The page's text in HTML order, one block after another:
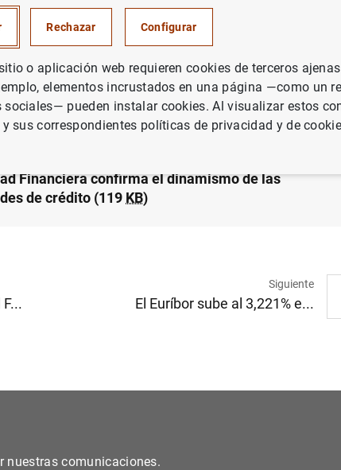
de las entidades de
Financiera confirma el dinamismo de las
de crédito (119 KB)
Siguiente
El Euríbor sube al 3,221% e...
nuestras comunicaciones.
Rechazar Configurar
o aplicación web requieren cookies de terceros
elementos incrustados en una página —como un
pueden instalar cookies. Al visualizar estos
sus correspondientes políticas de privacidad y de